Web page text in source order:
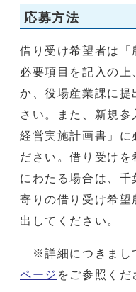
応募方法
借り受け希望者は「
必要項目を記入の上
か、役場産業課に
さい。また、新規
経営実施計画書」に
ださい。借り受け
にわたる場合は、
寄りの借り受け希望
出してください。
※詳細につきまし
ページ をご参照くだ